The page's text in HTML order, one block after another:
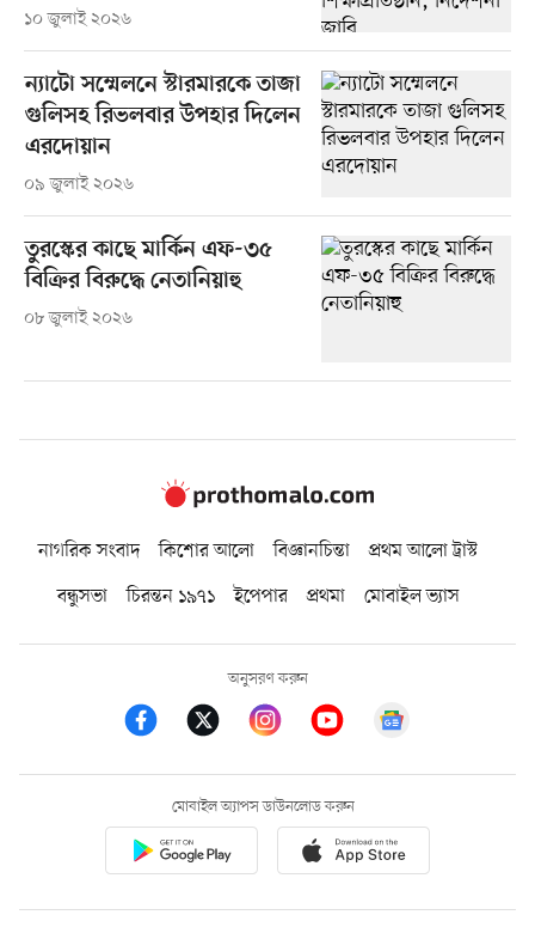
১০ জুলাই ২০২৬
ন্যাটো সম্মেলনে স্টারমারকে তাজা
গুলিসহ রিভলবার উপহার দিলেন
এরদোয়ান
০৯ জুলাই ২০২৬
তুরস্কের কাছে মার্কিন এফ-৩৫
বিক্রির বিরুদ্ধে নেতানিয়াহু
০৮ জুলাই ২০২৬
নাগরিক সংবাদ কিশোর আলো বিজ্ঞানচিন্তা
প্রথম আলো ট্রাস্ট
বন্ধুসভা
চিরন্তন ১৯৭১ ইপেপার প্রথমা মোবাইল ভ্যাস
অনুসরণ করুন
মোবাইল অ্যাপস ডাউনলোড করুন